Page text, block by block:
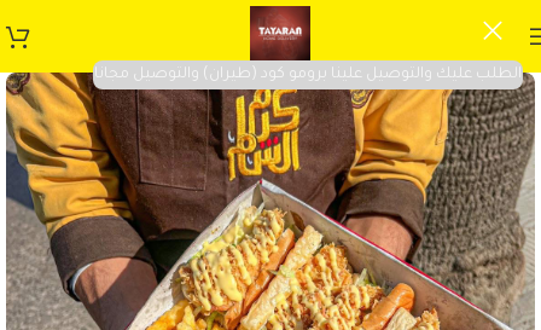
الطلب عليك والتوصيل علينا برومو كود (طيران) والتوصيل مجانا